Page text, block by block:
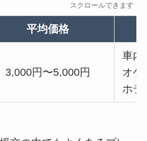
スクロールできます
平均価格
3,000円〜5,000円
車内
オケ
ホテ